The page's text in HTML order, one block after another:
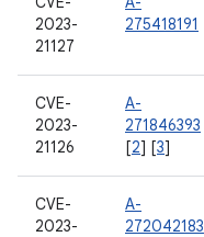
2023-
21127
275418191
CVE-
2023-
21126
A-
271846393
[2] [3]
CVE-
2023-
A-
272042183